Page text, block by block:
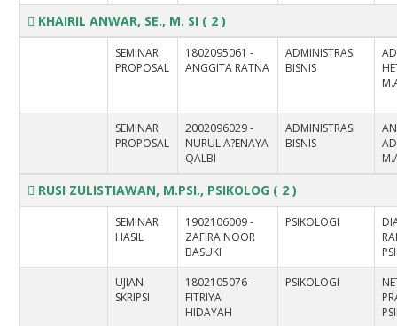
KHAIRIL ANWAR, SE., M. SI ( 2 )
SEMINAR
PROPOSAL
1802095061 -
ANGGITA RATNA
ADMINISTRASI
BISNIS
SEMINAR
PROPOSAL
2002096029 -
NURUL A?ENAYA
QALBI
ADMINISTRASI
BISNIS
RUSI ZULISTIAWAN, M.PSI., PSIKOLOG ( 2 )
SEMINAR
HASIL
1902106009 -
ZAFIRA NOOR
BASUKI
PSIKOLOGI
UJIAN
SKRIPSI
1802105076 -
FITRIYA
HIDAYAH
PSIKOLOGI